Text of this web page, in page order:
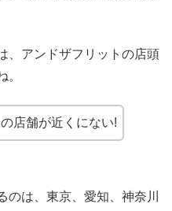
、アンドザフリットの店頭
。
店舗が近くにない!
は、東京、愛知、神奈川